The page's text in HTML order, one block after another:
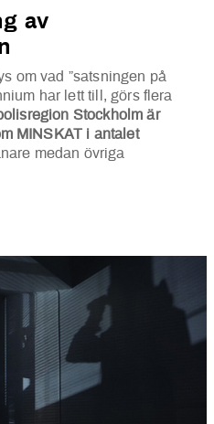
av
om vad ”satsningen på
har lett till, görs flera
Stockholm är
MINSKAT i antalet
medan övriga